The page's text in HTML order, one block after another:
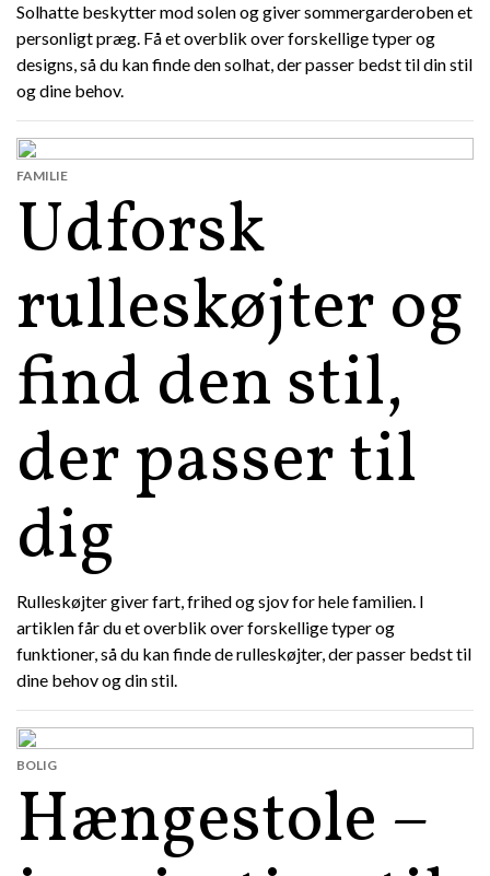
Solhatte beskytter mod solen og giver sommergarderoben et
personligt præg. Få et overblik over forskellige typer og
designs, så du kan finde den solhat, der passer bedst til din stil
og dine behov.
Udforsk
rulleskøjter og
find den stil,
der passer til
dig
FAMILIE
Rulleskøjter giver fart, frihed og sjov for hele familien. I
artiklen får du et overblik over forskellige typer og
funktioner, så du kan finde de rulleskøjter, der passer bedst til
dine behov og din stil.
Hængestole –
BOLIG